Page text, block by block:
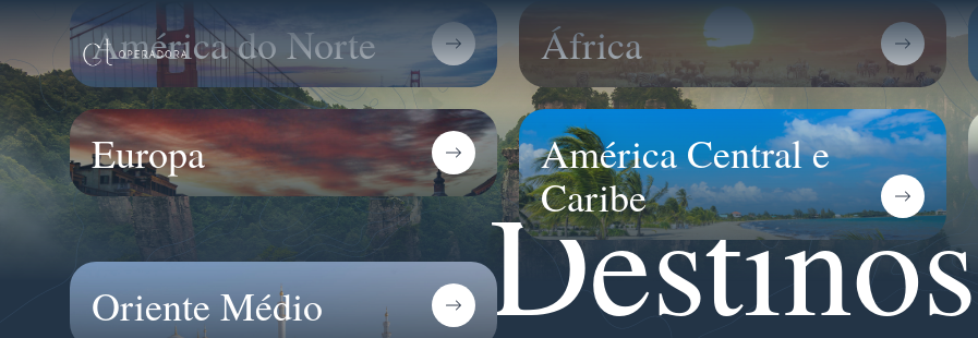
Destinos
América do Norte África
Europa
América Central e
Caribe
Oriente Médio